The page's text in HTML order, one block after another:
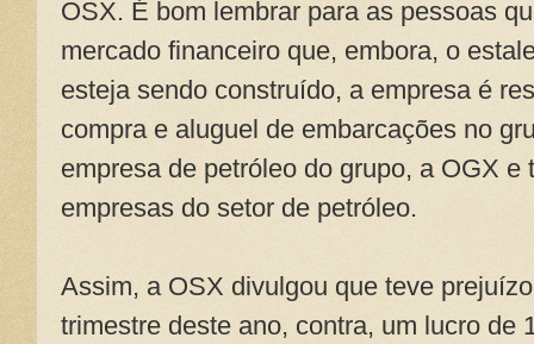
OSX. É bom lembrar para as pessoas
mercado financeiro que, embora, o
esteja sendo construído, a empresa é
compra e aluguel de embarcações no
empresa de petróleo do grupo, a OGX
empresas do setor de petróleo.
Assim, a OSX divulgou que teve
trimestre deste ano, contra, um lucro de